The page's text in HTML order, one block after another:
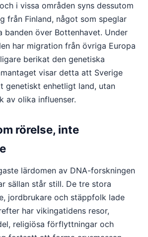
i vissa områden syns dessutom
från Finland, något som speglar
banden över Bottenhavet. Under
har migration från övriga Europa
berikat den genetiska
visar detta att Sverige
genetiskt enhetligt land, utan
av olika influenser.
rörelse, inte
lärdomen av DNA-forskningen
sällan står still. De tre stora
jordbrukare och stäppfolk lade
har vikingatidens resor,
religiösa förflyttningar och